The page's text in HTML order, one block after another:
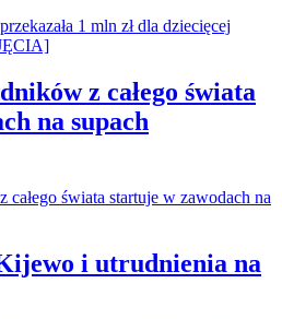
z całego świata
na supach
i utrudnienia na